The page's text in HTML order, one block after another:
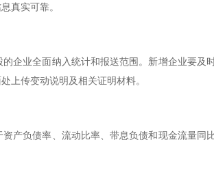
真实可靠。
企业全面纳入统计和报送范围。新增企业要及
上传变动说明及相关证明材料。
产负债率、流动比率、带息负债和现金流量同